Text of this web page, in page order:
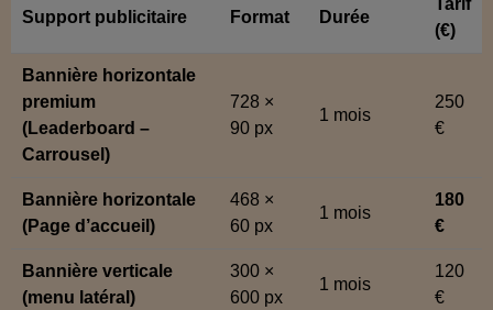
Support publicitaire Format Durée
Tarif
(€)
Bannière horizontale
premium
(Leaderboard –
Carrousel)
728 ×
90 px
1 mois
250
€
Bannière horizontale
(Page d’accueil)
468 ×
60 px
1 mois
180
€
Bannière verticale
(menu latéral)
300 ×
600 px
1 mois
120
€